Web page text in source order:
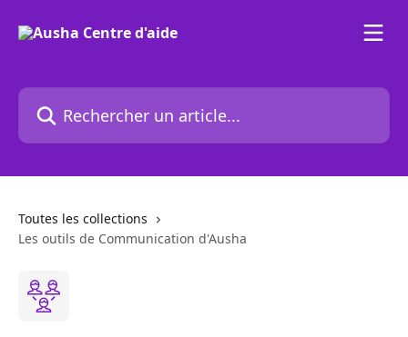
Rechercher un article...
Toutes les collections
Les outils de Communication d'Ausha